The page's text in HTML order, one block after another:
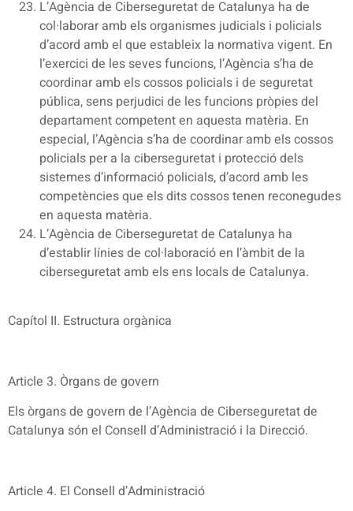
L’Agència de Ciberseguretat de Catalunya ha de
col·laborar amb els organismes judicials i policials
d’acord amb el que estableix la normativa vigent. En
l’exercici de les seves funcions, l’Agència s’ha de
coordinar amb els cossos policials i de seguretat
pública, sens perjudici de les funcions pròpies del
departament competent en aquesta matèria. En
especial, l’Agència s’ha de coordinar amb els cossos
policials per a la ciberseguretat i protecció dels
sistemes d’informació policials, d’acord amb les
competències que els dits cossos tenen reconegudes
en aquesta matèria.
L’Agència de Ciberseguretat de Catalunya ha
d’establir línies de col·laboració en l’àmbit de la
ciberseguretat amb els ens locals de Catalunya.
Capítol II. Estructura orgànica
Article 3. Òrgans de govern
Els òrgans de govern de l’Agència de Ciberseguretat de
Catalunya són el Consell d’Administració i la Direcció.
Article 4. El Consell d’Administració